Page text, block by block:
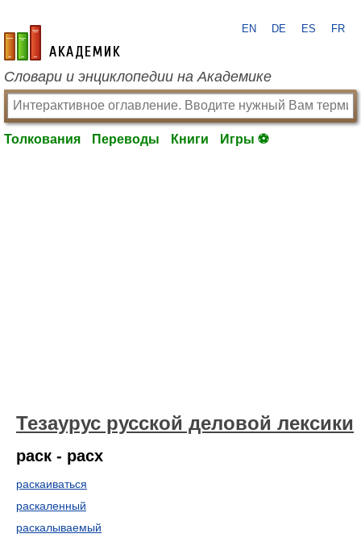
academic.ru
EN DE ES FR
Словари и энциклопедии на Академике
Толкования Переводы Книги Игры ⚽
Тезаурус русской деловой лексики
раск - расх
раскаиваться
раскаленный
раскалываемый